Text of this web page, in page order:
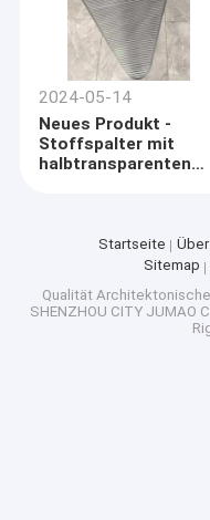
2024-05-14
Neues Produkt -
Stoffspalter mit
halbtransparenten
Startseite
Sitemap
Qualität
SHENZHOU CITY JUMAO